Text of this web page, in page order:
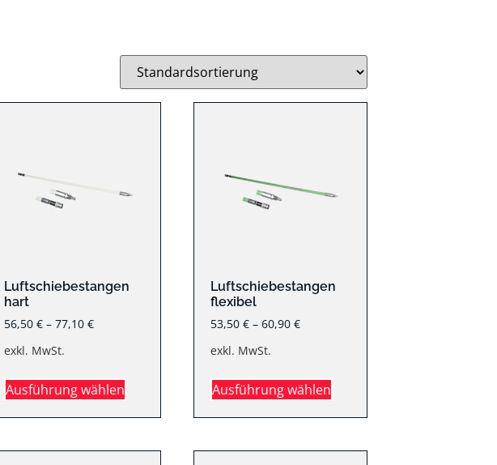
Luftschiebestangen
hart
56,50€ –77,10€
exkl. MwSt.
Ausführung wählen
Luftschiebestangen
flexibel
53,50 € – 60,90 €
exkl. MwSt.
Ausführung wählen